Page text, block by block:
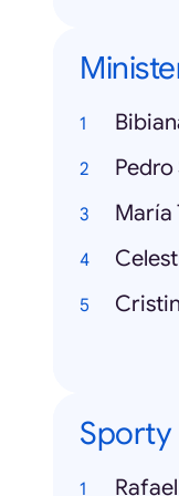
Pedro
María
Sporty